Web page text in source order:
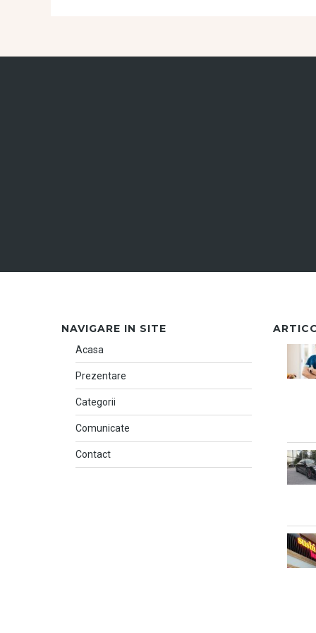
NAVIGARE IN SITE
Acasa
Prezentare
Categorii
Comunicate
Contact